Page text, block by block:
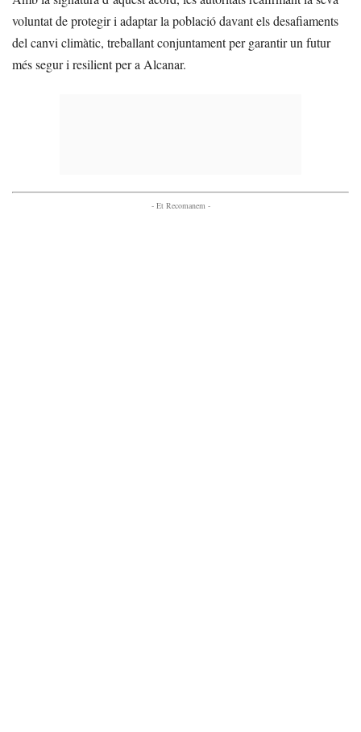
voluntat de protegir i adaptar la població davant els desafiaments
del canvi climàtic, treballant conjuntament per garantir un futur
més segur i resilient per a Alcanar.
- Et Recomanem -